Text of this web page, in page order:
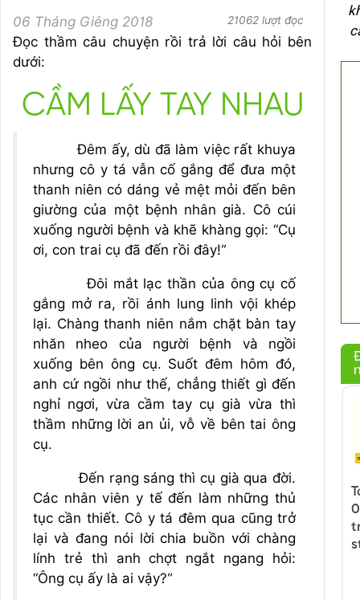
06 Tháng Giêng 2018 21062 lượt đọc
Đọc thầm câu chuyện rồi trả lời câu hỏi bên
dưới:
CẦM LẤY TAY NHAU
Đêm ấy, dù đã làm việc rất khuya
nhưng cô y tá vẫn cố gắng để đưa một
thanh niên có dáng vẻ mệt mỏi đến bên
giường của một bệnh nhân già. Cô cúi
xuống người bệnh và khẽ khàng gọi: “Cụ
ơi, con trai cụ đã đến rồi đây!”
Đôi mắt lạc thần của ông cụ cố
gắng mở ra, rồi ánh lung linh vội khép
lại. Chàng thanh niên nắm chặt bàn tay
nhăn nheo của người bệnh và ngồi
xuống bên ông cụ. Suốt đêm hôm đó,
anh cứ ngồi như thế, chẳng thiết gì đến
nghỉ ngơi, vừa cầm tay cụ già vừa thì
thầm những lời an ủi, vỗ về bên tai ông
cụ.
Đến rạng sáng thì cụ già qua đời.
Các nhân viên y tế đến làm những thủ
tục cần thiết. Cô y tá đêm qua cũng trở
lại và đang nói lời chia buồn với chàng
lính trẻ thì anh chợt ngắt ngang hỏi:
“Ông cụ ấy là ai vậy?”